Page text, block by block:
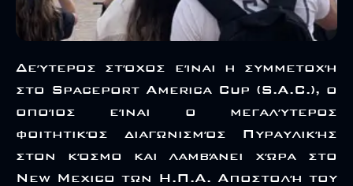
Δεύτερος στόχος είναι η συμμετοχή
στο Spaceport America Cup (S.A.C.), ο
οποίος είναι ο μεγαλύτερος
φοιτητικός διαγωνισμός Πυραυλικής
στον κόσμο και λαμβάνει χώρα στο
New Mexico των Η.Π.Α. Αποστολή του